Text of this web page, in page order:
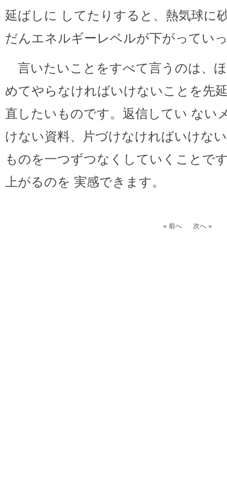
延ばしに してたりすると、熱気球に
だんエネルギーレベルが下がってい
言いたいことをすべて言うのは、
めてやらなければいけないことを先
直したいものです。返信してい ない
けない資料、片づけなければいけな
ものを一つずつなくしていくことで
上がるのを 実感できます。
« 前へ 次へ »